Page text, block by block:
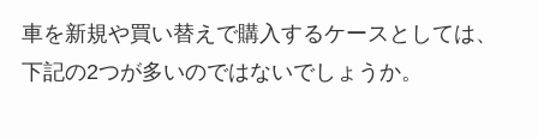
車を新規や買い替えで購入するケースとしては、
下記の2つが多いのではないでしょうか。